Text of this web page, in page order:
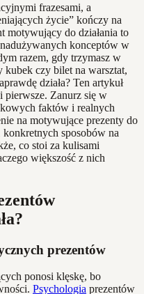
frazesami, a
życie” kończy na
motywujący do działania to
konceptów w
razem, gdy trzymasz w
czy bilet na warsztat,
działa? Ten artykuł
pierwsze. Zanurz się w
faktów i realnych
na motywujące prezenty do
sposobów na
co stoi za kulisami
większość z nich
prezentów
ponosi klęskę, bo
Psychologia prezentów